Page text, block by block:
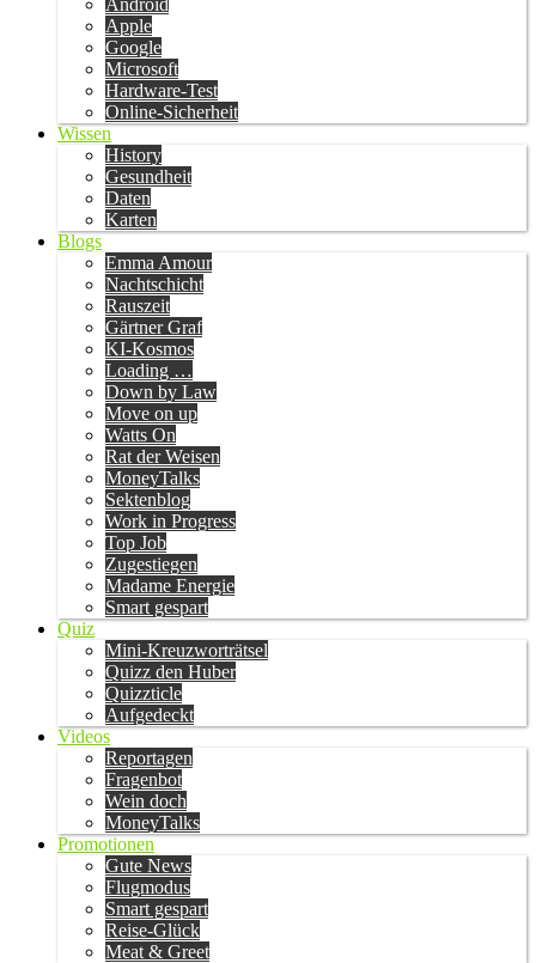
Android
Apple
Google
Microsoft
Hardware-Test
Online-Sicherheit
Wissen
History
Gesundheit
Daten
Karten
Blogs
Emma Amour
Nachtschicht
Rauszeit
Gärtner Graf
KI-Kosmos
Loading …
Down by Law
Move on up
Watts On
Rat der Weisen
MoneyTalks
Sektenblog
Work in Progress
Top Job
Zugestiegen
Madame Energie
Smart gespart
Quiz
Mini-Kreuzworträtsel
Quizz den Huber
Quizzticle
Aufgedeckt
Videos
Reportagen
Fragenbot
Wein doch
MoneyTalks
Promotionen
Gute News
Flugmodus
Smart gespart
Reise-Glück
Meat & Greet